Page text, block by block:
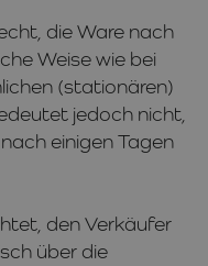
die Ware nach
Weise wie bei
(stationären)
jedoch nicht,
einigen Tagen
den Verkäufer
über die